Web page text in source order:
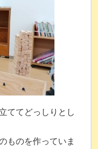
ててどっしりとし
ものを作っていま